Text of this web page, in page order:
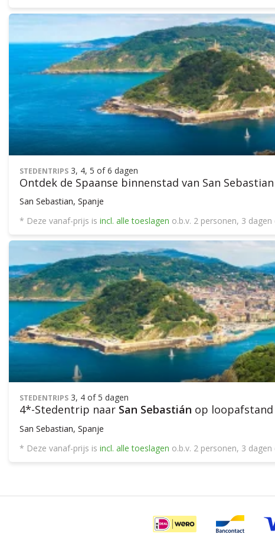
STEDENTRIPS 3, 4, 5 of 6 dagen
Ontdek de Spaanse binnenstad van San
San Sebastian, Spanje
* Deze vanaf-prijs is incl. alle toeslagen o.b.v. 2 personen, 3
STEDENTRIPS 3, 4 of 5 dagen
4*-Stedentrip naar San Sebastián op
San Sebastian, Spanje
* Deze vanaf-prijs is incl. alle toeslagen o.b.v. 2 personen, 3